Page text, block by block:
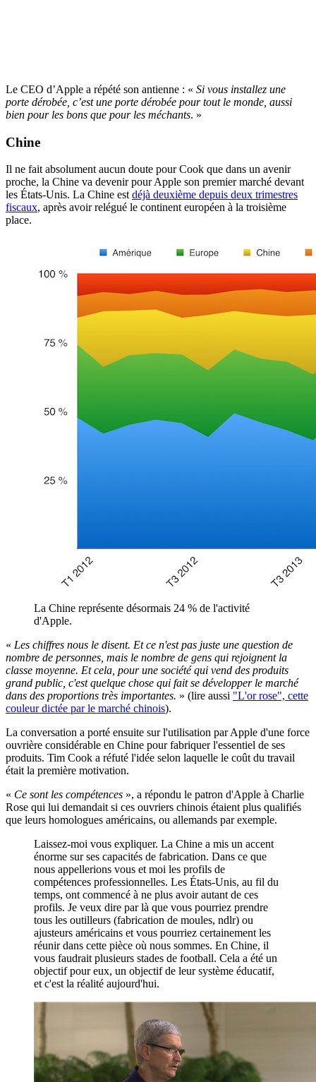
Le CEO d’Apple a répété son antienne : « Si vous installez une
porte dérobée, c’est une porte dérobée pour tout le monde, aussi
bien pour les bons que pour les méchants. »
Chine
Il ne fait absolument aucun doute pour Cook que dans un avenir
proche, la Chine va devenir pour Apple son premier marché devant
les États-Unis. La Chine estdéjà deuxième depuis deux trimestres
fiscaux, après avoir relégué le continent européen à la troisième
place.
La Chine représente désormais 24 % de l'activité
d'Apple.
« Les chiffres nous le disent. Et ce n'est pas juste une question de
nombre de personnes, mais le nombre de gens qui rejoignent la
classe moyenne. Et cela, pour une société qui vend des produits
grand public, c'est quelque chose qui fait se développer le marché
dans des proportions très importantes. » (lire aussi "L'or rose", cette
couleur dictée par le marché chinois).
La conversation a porté ensuite sur l'utilisation par Apple d'une force
ouvrière considérable en Chine pour fabriquer l'essentiel de ses
produits. Tim Cook a réfuté l'idée selon laquelle le coût du travail
était la première motivation.
« Ce sont les compétences », a répondu le patron d'Apple à Charlie
Rose qui lui demandait si ces ouvriers chinois étaient plus qualifiés
que leurs homologues américains, ou allemands par exemple.
Laissez-moi vous expliquer. La Chine a mis un accent
énorme sur ses capacités de fabrication. Dans ce que
nous appellerions vous et moi les profils de
compétences professionnelles. Les États-Unis, au fil du
temps, ont commencé à ne plus avoir autant de ces
profils. Je veux dire par là que vous pourriez prendre
tous les outilleurs (fabrication de moules, ndlr) ou
ajusteurs américains et vous pourriez certainement les
réunir dans cette pièce où nous sommes. En Chine, il
vous faudrait plusieurs stades de football. Cela a été un
objectif pour eux, un objectif de leur système éducatif,
et c'est la réalité aujourd'hui.